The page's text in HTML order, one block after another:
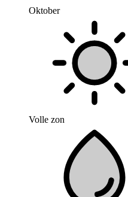
Oktober
Volle zon